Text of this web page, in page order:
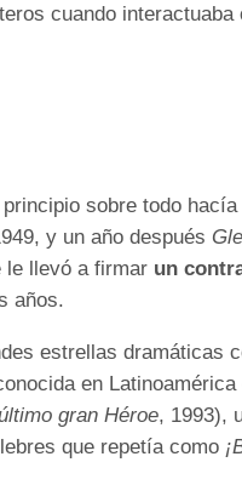
cuando interactuaba
sobre todo
y un año después
le llevó a firmar un
años.
estrellas dramáticas
en Latinoamérica
gran Héroe, 1993),
que repetía como